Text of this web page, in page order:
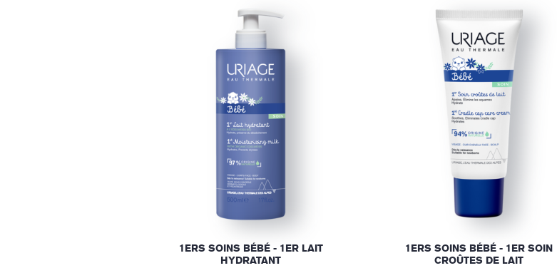
1ERS SOINS BÉBÉ - 1ER LAIT
HYDRATANT
1ERS SOINS BÉBÉ - 1ER SOIN
CROÛTES DE LAIT